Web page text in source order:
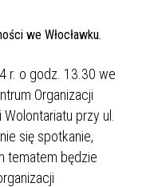
r. o godz. 13.30 we
Organizacji
przy ul.
się spotkanie,
tematem będzie